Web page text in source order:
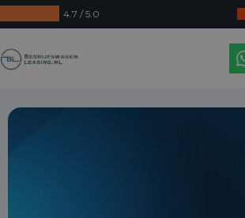
4.7 / 5.0